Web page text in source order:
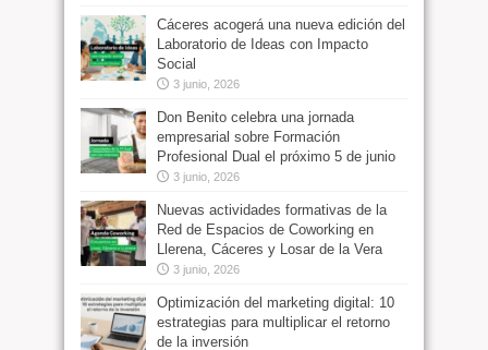
Cáceres acogerá una nueva edición del
Laboratorio de Ideas con Impacto
Social
3 junio, 2026
Don Benito celebra una jornada
empresarial sobre Formación
Profesional Dual el próximo 5 de junio
3 junio, 2026
Nuevas actividades formativas de la
Red de Espacios de Coworking en
Llerena, Cáceres y Losar de la Vera
3 junio, 2026
Optimización del marketing digital: 10
estrategias para multiplicar el retorno
de la inversión